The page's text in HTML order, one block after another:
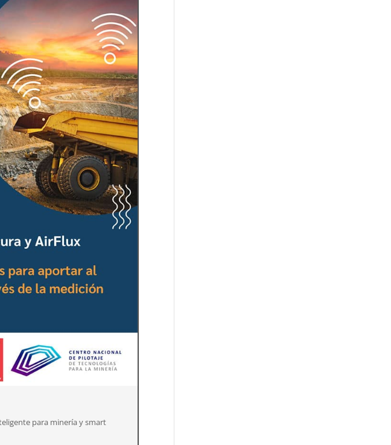
para minería y smart